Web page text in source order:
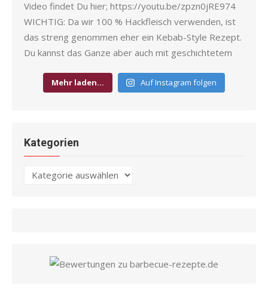
Mehr laden… Auf Instagram folgen
Kategorien
Kategorien